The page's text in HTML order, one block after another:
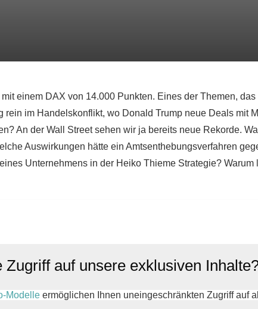
einem DAX von 14.000 Punkten. Eines der Themen,
im Handelskonflikt, wo Donald Trump neue Deals mit
An der Wall Street sehen wir ja bereits neue Rekorde.
Auswirkungen hätte ein Amtsenthebungsverfahren
Unternehmens in der Heiko Thieme Strategie? Warum
Zugriff auf unsere exklusiven
Modelleermöglichen Ihnen uneingeschränkten Zugriff auf